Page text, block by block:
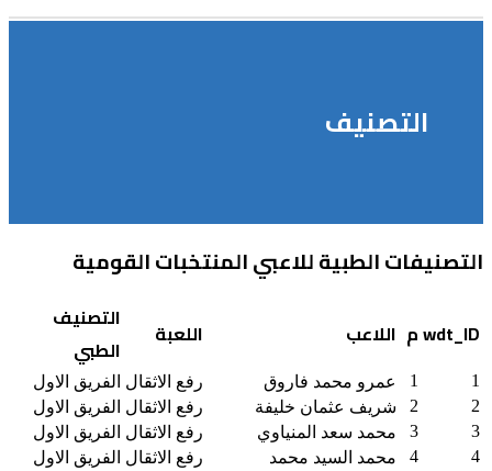
التصنيف
التصنيفات الطبية للاعبي المنتخبات القومية
wdt_IDم اللاعب اللعبة
التصنيف
الطبي
1
1 عمرو محمد فاروق رفع الاثقال الفريق الاول
2
2 شريف عثمان خليفة رفع الاثقال الفريق الاول
3
3 محمد سعد المنياوي رفع الاثقال الفريق الاول
4
4 محمد السيد محمد رفع الاثقال الفريق الاول